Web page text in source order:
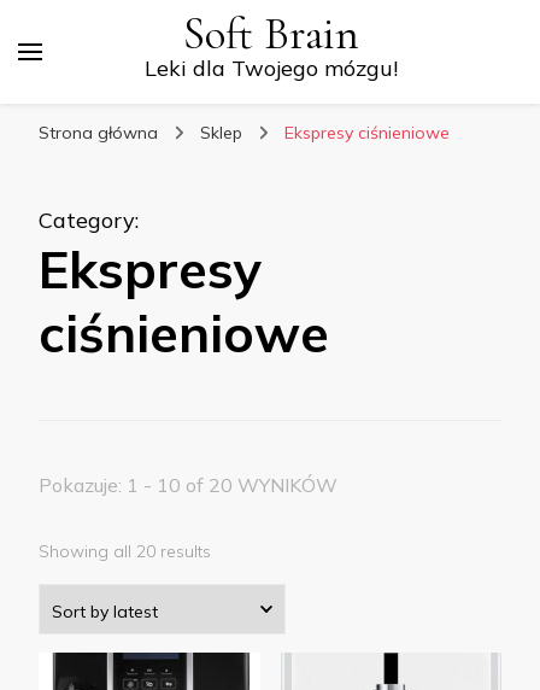
Soft Brain
Leki dla Twojego mózgu!
Strona główna Sklep Ekspresy ciśnieniowe
Category:
Ekspresy
ciśnieniowe
Pokazuje: 1 - 10 of 20 WYNIKÓW
Showing all 20 results